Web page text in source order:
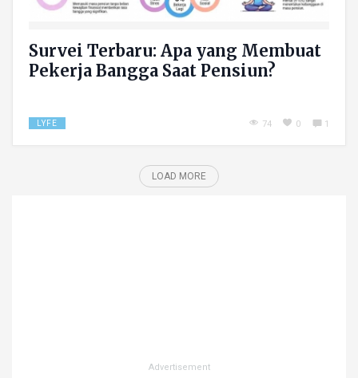
Survei Terbaru: Apa yang Membuat
Pekerja Bangga Saat Pensiun?
LYFE 74 0 1
LOAD MORE